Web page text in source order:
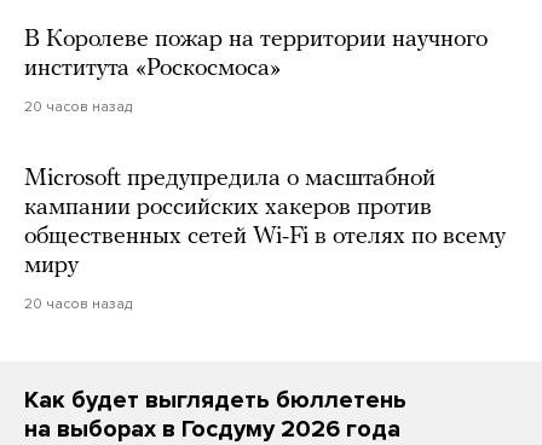
В Королеве пожар на территории научного
института «Роскосмоса»
20 часов назад
Microsoft предупредила о масштабной
кампании российских хакеров против
общественных сетей Wi-Fi в отелях по всему
миру
20 часов назад
Как будет выглядеть бюллетень
на выборах в Госдуму 2026 года